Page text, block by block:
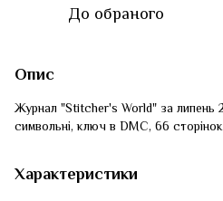
До обраного
Опис
Журнал "Stitcher's World" за липень
символьні, ключ в DMC, 66 сторінок
Характеристики